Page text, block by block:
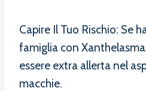
Capire Il Tuo Rischio: Se
famiglia con
essere extra allerta nel
macchie.